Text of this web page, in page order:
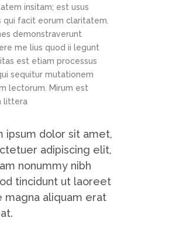
insitam; est usus
qui facit eorum claritatem.
demonstraverunt
me lius quod ii legunt
est etiam processus
sequitur mutationem
lectorum. Mirum est
littera
ipsum dolor sit amet,
adipiscing elit,
nonummy nibh
tincidunt ut laoreet
magna aliquam erat